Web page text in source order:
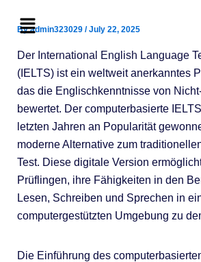
Menu
Byadmin323029 /July 22, 2025
Der International English Language
(IELTS) ist ein weltweit anerkanntes
das die Englischkenntnisse von
bewertet. Der computerbasierte
letzten Jahren an Popularität
moderne Alternative zum
Test. Diese digitale Version
Prüflingen, ihre Fähigkeiten in den
Lesen, Schreiben und Sprechen in
computergestützten Umgebung zu
Die Einführung des